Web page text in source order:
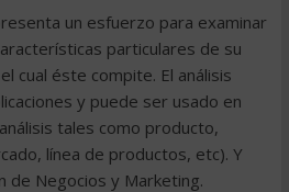
un esfuerzo para examinar
particulares de su
cual éste compite. El análisis
y puede ser usado en
tales como producto,
línea de productos, etc). Y
de Negocios y Marketing.